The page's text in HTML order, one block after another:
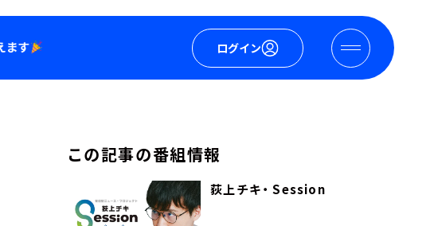
ログイン
この記事の番組情報
荻上チキ・ Session